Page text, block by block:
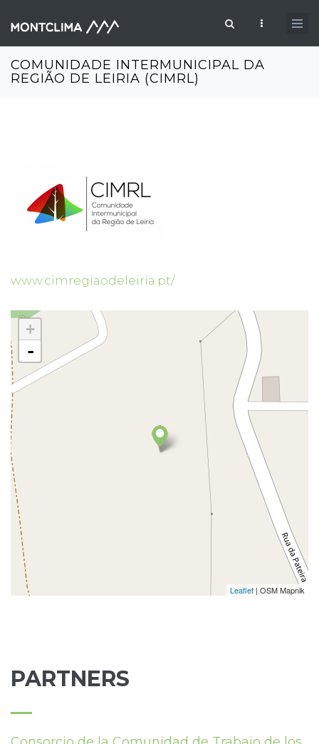
Formulaire de recherche
COMUNIDADE INTERMUNICIPAL DA
REGIÃO DE LEIRIA (CIMRL)
www.cimregiaodeleiria.pt/
+
-
Leaflet | OSM Mapnik
PARTNERS